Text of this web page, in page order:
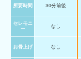
所要時間 30分前後
セレモニ
ー
なし
お骨上げ なし